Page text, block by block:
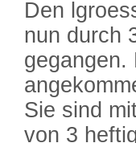
Den
nun durch
gegangen.
Sie sind
von 3